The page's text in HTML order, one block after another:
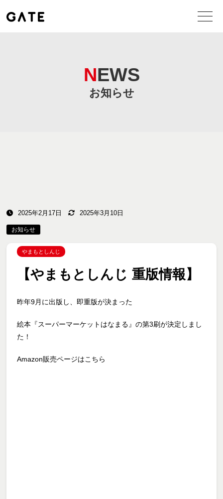
NEWS
お知らせ
2025年2月17日 2025年3月10日
お知らせ
やまもとしんじ
【やまもとしんじ 重版情報】
昨年9月に出版し、即重版が決まった
絵本『スーパーマーケットはなまる』の第3刷が決定しまし
た！
Amazon販売ページはこちら